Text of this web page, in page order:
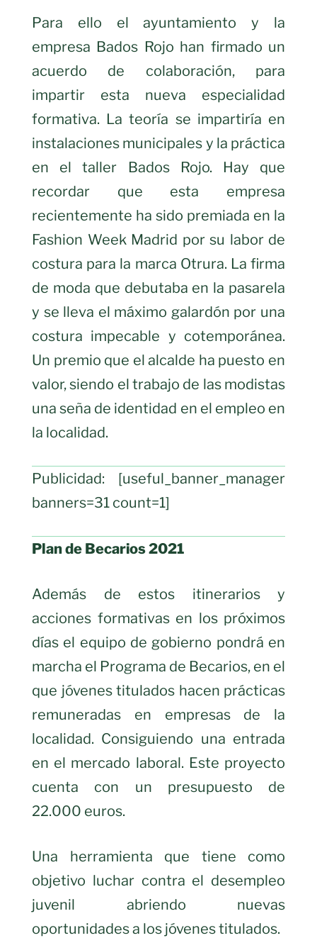
Para ello el ayuntamiento y la
empresa Bados Rojo han firmado un
acuerdo de colaboración, para
impartir esta nueva especialidad
formativa. La teoría se impartiría en
instalaciones municipales y la práctica
en el taller Bados Rojo. Hay que
recordar que esta empresa
recientemente ha sido premiada en la
Fashion Week Madrid por su labor de
costura para la marca Otrura. La firma
de moda que debutaba en la pasarela
y se lleva el máximo galardón por una
costura impecable y cotemporánea.
Un premio que el alcalde ha puesto en
valor, siendo el trabajo de las modistas
una seña de identidad en el empleo en
la localidad.
Publicidad: [useful_banner_manager
banners=31 count=1]
Plan de Becarios 2021
Además de estos itinerarios y
acciones formativas en los próximos
días el equipo de gobierno pondrá en
marcha el Programa de Becarios, en el
que jóvenes titulados hacen prácticas
remuneradas en empresas de la
localidad. Consiguiendo una entrada
en el mercado laboral. Este proyecto
cuenta con un presupuesto de
22.000 euros.
Una herramienta que tiene como
objetivo luchar contra el desempleo
juvenil abriendo nuevas
oportunidades a los jóvenes titulados.